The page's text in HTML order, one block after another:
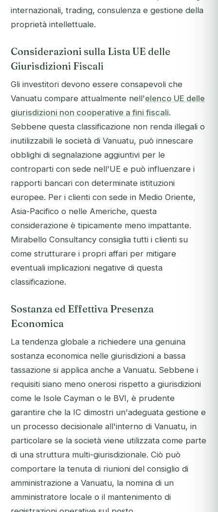
internazionali, trading, consulenza e gestione della
proprietà intellettuale.
Considerazioni sulla Lista UE delle
Giurisdizioni Fiscali
Gli investitori devono essere consapevoli che
Vanuatu compare attualmente nell'elenco UE delle
giurisdizioni non cooperative a fini fiscali.
Sebbene questa classificazione non renda illegali o
inutilizzabili le società di Vanuatu, può innescare
obblighi di segnalazione aggiuntivi per le
controparti con sede nell'UE e può influenzare i
rapporti bancari con determinate istituzioni
europee. Per i clienti con sede in Medio Oriente,
Asia-Pacifico o nelle Americhe, questa
considerazione è tipicamente meno impattante.
Mirabello Consultancy consiglia tutti i clienti su
come strutturare i propri affari per mitigare
eventuali implicazioni negative di questa
classificazione.
Sostanza ed Effettiva Presenza
Economica
La tendenza globale a richiedere una genuina
sostanza economica nelle giurisdizioni a bassa
tassazione si applica anche a Vanuatu. Sebbene i
requisiti siano meno onerosi rispetto a giurisdizioni
come le Isole Cayman o le BVI, è prudente
garantire che la IC dimostri un'adeguata gestione e
un processo decisionale all'interno di Vanuatu, in
particolare se la società viene utilizzata come parte
di una struttura multi-giurisdizionale. Ciò può
comportare la tenuta di riunioni del consiglio di
amministrazione a Vanuatu, la nomina di un
amministratore locale o il mantenimento di